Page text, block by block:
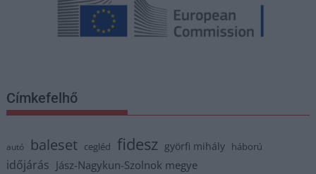
Címkefelhő
autó baleset cegléd fidesz györfi mihály háború
időjárás Jász-Nagykun-Szolnok megye